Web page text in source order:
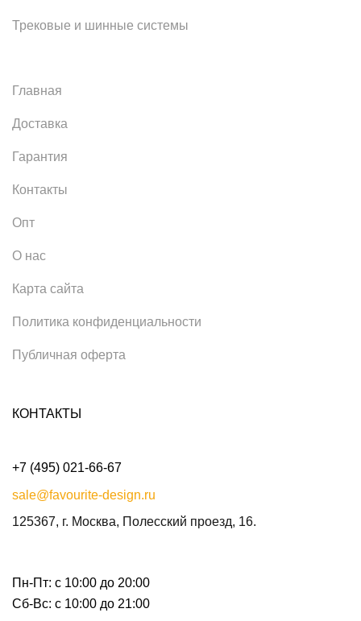
Трековые и шинные системы
Главная
Доставка
Гарантия
Контакты
Опт
О нас
Карта сайта
Политика конфиденциальности
Публичная оферта
КОНТАКТЫ
+7 (495) 021-66-67
sale@favourite-design.ru
125367, г. Москва, Полесский проезд, 16.
Пн-Пт: с 10:00 до 20:00
Сб-Вс: с 10:00 до 21:00